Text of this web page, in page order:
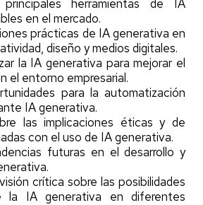
herramientas de IA
en el mercado.
prácticas de IA generativa en
diseño y medios digitales.
la IA generativa para mejorar el
el entorno empresarial.
para la automatización
IA generativa.
las implicaciones éticas y de
con el uso de IA generativa.
futuras en el desarrollo y
crítica sobre las posibilidades
la IA generativa en diferentes